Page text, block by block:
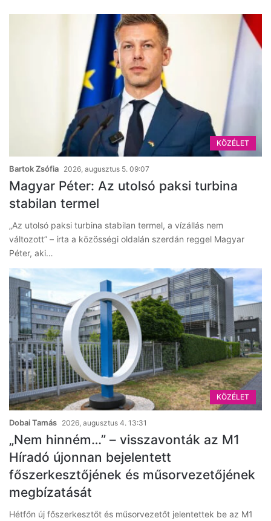
KÖZÉLET
Bartok Zsófia 2026, augusztus 5. 09:07
Magyar Péter: Az utolsó paksi turbina
stabilan termel
„Az utolsó paksi turbina stabilan termel, a vízállás nem
változott” – írta a közösségi oldalán szerdán reggel Magyar
Péter, aki…
KÖZÉLET
Dobai Tamás 2026, augusztus 4. 13:31
„Nem hinném…” – visszavonták az M1
Híradó újonnan bejelentett
főszerkesztőjének és műsorvezetőjének
megbízatását
Hétfőn új főszerkesztőt és műsorvezetőt jelentettek be az M1